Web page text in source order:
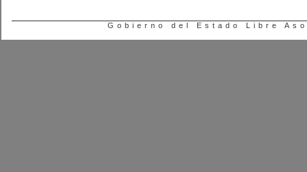
Gobierno del Estado Libre